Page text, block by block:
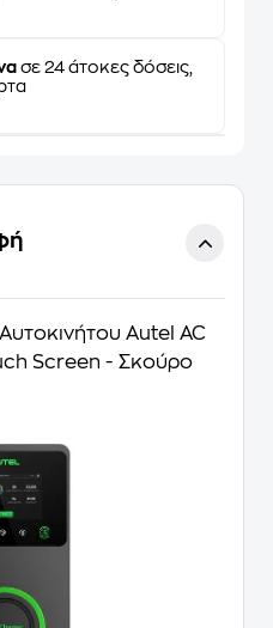
σε 24 άτοκες δόσεις,
Autel AC
Screen - Σκούρο